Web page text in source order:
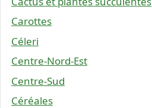
Carottes
Céleri
Centre-Nord-Est
Centre-Sud
Céréales